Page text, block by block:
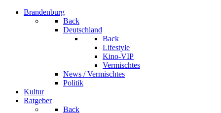
Brandenburg
Back
Deutschland
Back
Lifestyle
Kino-VIP
Vermischtes
News / Vermischtes
Politik
Kultur
Ratgeber
Back